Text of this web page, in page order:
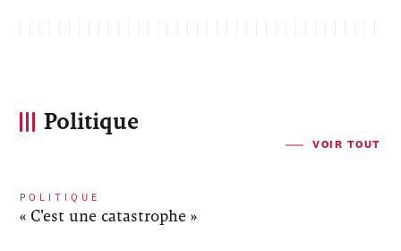
Politique
VOIR TOUT
POLITIQUE
« C'est une catastrophe »